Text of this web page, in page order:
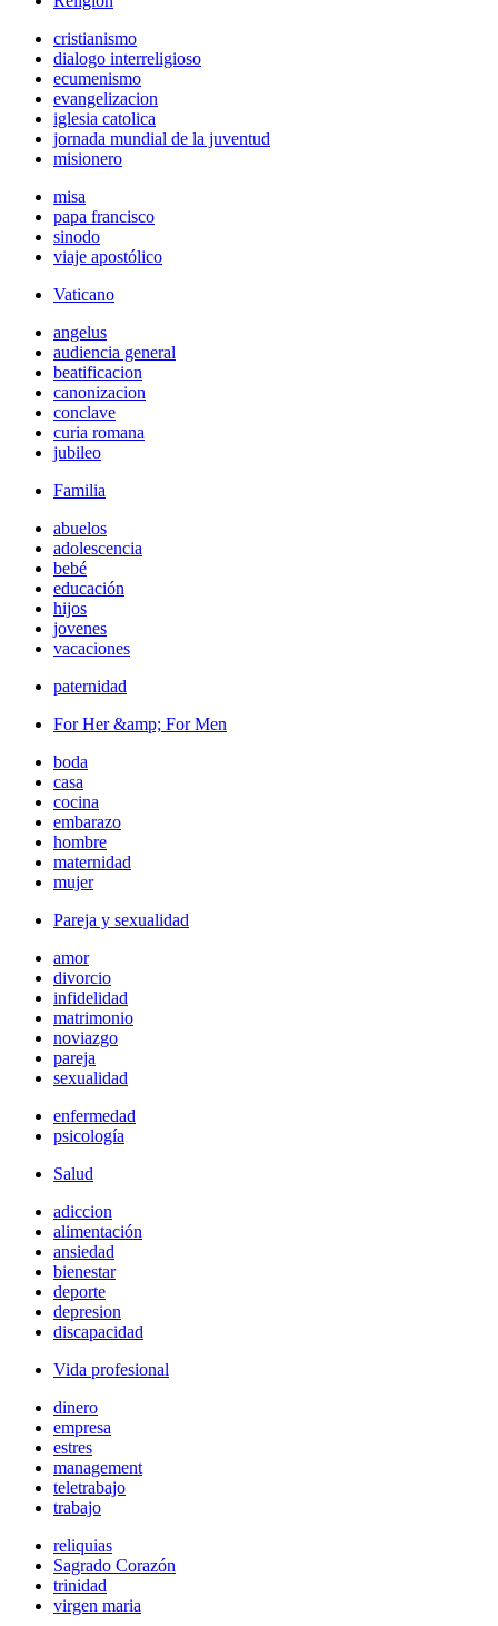
cristianismo
dialogo interreligioso
ecumenismo
evangelizacion
iglesia catolica
jornada mundial de la juventud
misionero
misa
papa francisco
sinodo
viaje apostólico
Vaticano
angelus
audiencia general
beatificacion
canonizacion
conclave
curia romana
jubileo
Familia
abuelos
adolescencia
bebé
educación
hijos
jovenes
vacaciones
paternidad
For Her &amp; For Men
boda
casa
cocina
embarazo
hombre
maternidad
mujer
Pareja y sexualidad
amor
divorcio
infidelidad
matrimonio
noviazgo
pareja
sexualidad
enfermedad
psicología
Salud
adiccion
alimentación
ansiedad
bienestar
deporte
depresion
discapacidad
Vida profesional
dinero
empresa
estres
management
teletrabajo
trabajo
reliquias
Sagrado Corazón
trinidad
virgen maria